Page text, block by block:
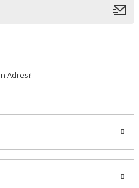
Adresi!